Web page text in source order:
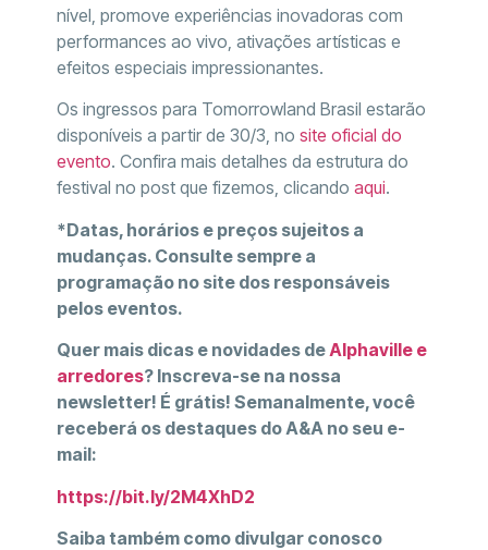
nível, promove experiências inovadoras com
performances ao vivo, ativações artísticas e
efeitos especiais impressionantes.
Os ingressos para Tomorrowland Brasil estarão
disponíveis a partir de 30/3, no site oficial do
evento. Confira mais detalhes da estrutura do
festival no post que fizemos, clicando aqui.
*Datas, horários e preços sujeitos a
mudanças. Consulte sempre a
programação no site dos responsáveis
pelos eventos.
Quer mais dicas e novidades deAlphaville e
arredores? Inscreva-se na nossa
newsletter! É grátis! Semanalmente, você
receberá os destaques do A&A no seu e-
mail:
https://bit.ly/2M4XhD2
Saiba também como divulgar conosco